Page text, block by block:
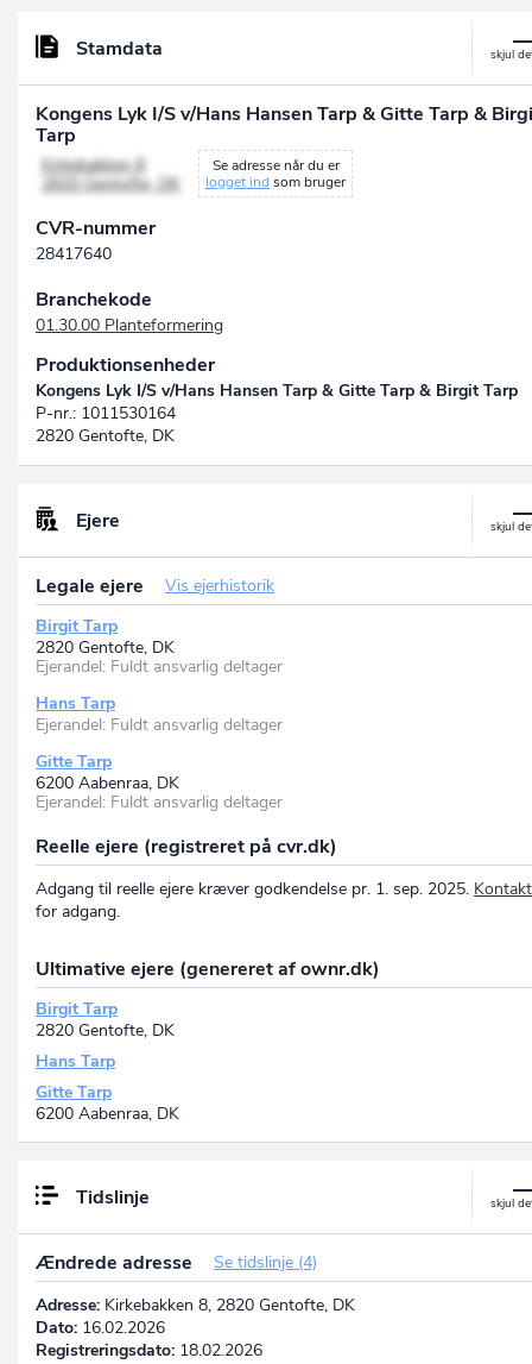
Stamdata
Kongens Lyk I/S v/Hans Hansen Tarp & Gitte Tarp &
Tarp
Kirkebakken 8
2820 Gentofte, DK
Se adresse når du er
logget ind som bruger
CVR-nummer
28417640
Branchekode
01.30.00 Planteformering
Produktionsenheder
Kongens Lyk I/S v/Hans Hansen Tarp & Gitte Tarp & Birgit Tarp
P-nr.: 1011530164
2820 Gentofte, DK
Ejere
Legale ejere
Vis ejerhistorik
Birgit Tarp
2820 Gentofte, DK
Ejerandel: Fuldt ansvarlig deltager
Hans Tarp
Ejerandel: Fuldt ansvarlig deltager
Gitte Tarp
6200 Aabenraa, DK
Ejerandel: Fuldt ansvarlig deltager
Reelle ejere (registreret på cvr.dk)
Adgang til reelle ejere kræver godkendelse pr. 1. sep. 2025.
for adgang.
Ultimative ejere (genereret af ownr.dk)
Birgit Tarp
2820 Gentofte, DK
Hans Tarp
Gitte Tarp
6200 Aabenraa, DK
Tidslinje
Ændrede adresse
Se tidslinje (4)
Adresse: Kirkebakken 8, 2820 Gentofte, DK
Dato: 16.02.2026
Registreringsdato: 18.02.2026